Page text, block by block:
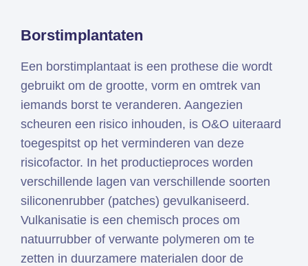
Borstimplantaten
Een borstimplantaat is een prothese die wordt
gebruikt om de grootte, vorm en omtrek van
iemands borst te veranderen. Aangezien
scheuren een risico inhouden, is O&O uiteraard
toegespitst op het verminderen van deze
risicofactor. In het productieproces worden
verschillende lagen van verschillende soorten
siliconenrubber (patches) gevulkaniseerd.
Vulkanisatie is een chemisch proces om
natuurrubber of verwante polymeren om te
zetten in duurzamere materialen door de